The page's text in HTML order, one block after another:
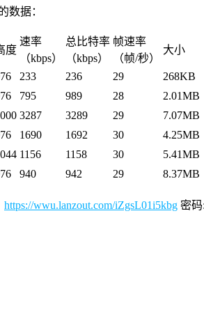
数据：
度
速率
（kbps）
总比特率
（kbps）
帧速率
（帧/秒）
大小
233 236 29
268KB
795 989 28
2.01MB
3287 3289 29
7.07MB
1690 1692 30
4.25MB
1156 1158 30
5.41MB
940 942 29 8.37MB
https://wwu.lanzout.com/iZgsL01i5kbg 密